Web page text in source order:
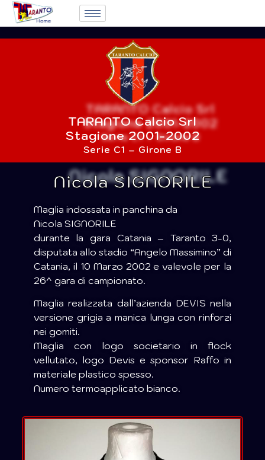
TARANTO Calcio Srl
Stagione 2001-2002
Serie C1 – Girone B
Nicola SIGNORILE
Maglia indossata in panchina da
Nicola SIGNORILE
durante la gara Catania – Taranto 3-0,
disputata allo stadio “Angelo Massimino” di
Catania, il 10 Marzo 2002 e valevole per la
26^ gara di campionato.
Maglia realizzata dall’azienda DEVIS nella
versione grigia a manica lunga con rinforzi
nei gomiti.
Maglia con logo societario in flock
vellutato, logo Devis e sponsor Raffo in
materiale plastico spesso.
Numero termoapplicato bianco.